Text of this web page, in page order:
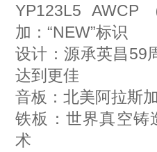
YP123L5
加：“NEW”标识
设计：源承英昌59
达到更佳
音板：北美阿拉斯
铁板：世界真空铸
术